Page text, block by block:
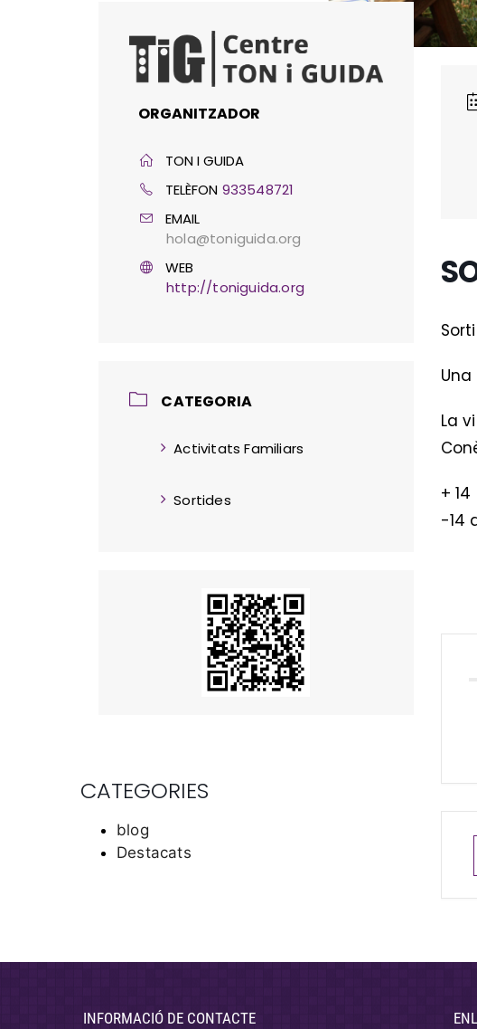
ORGANITZADOR
TON I GUIDA
TELÈFON 933548721
EMAIL
hola@toniguida.org
WEB
http://toniguida.org
CATEGORIA
Activitats Familiars
Sortides
CATEGORIES
blog
Destacats
La
+
-14
INFORMACIÓ DE CONTACTE